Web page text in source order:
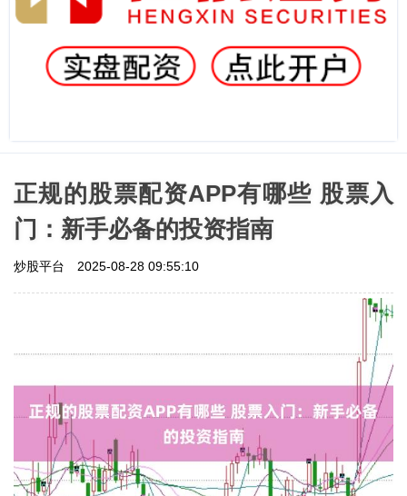
正规的股票配资APP有哪些 股票入
门：新手必备的投资指南
炒股平台 2025-08-28 09:55:10